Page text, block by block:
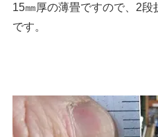
15㎜厚の薄畳ですので、2
です。